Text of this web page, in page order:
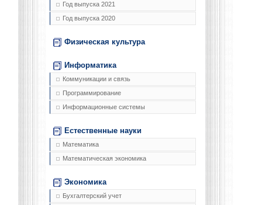
Год выпуска 2021
Год выпуска 2020
Физическая культура
Информатика
Коммуникации и связь
Программирование
Информационные системы
Естественные науки
Математика
Математическая экономика
Экономика
Бухгалтерский учет